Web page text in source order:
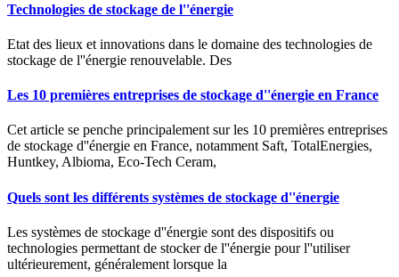
Technologies de stockage de l''énergie
Etat des lieux et innovations dans le domaine des technologies de
stockage de l''énergie renouvelable. Des
Les 10 premières entreprises de stockage d''énergie en France
Cet article se penche principalement sur les 10 premières entreprises
de stockage d''énergie en France, notamment Saft, TotalEnergies,
Huntkey, Albioma, Eco-Tech Ceram,
Quels sont les différents systèmes de stockage d''énergie
Les systèmes de stockage d''énergie sont des dispositifs ou
technologies permettant de stocker de l''énergie pour l''utiliser
ultérieurement, généralement lorsque la